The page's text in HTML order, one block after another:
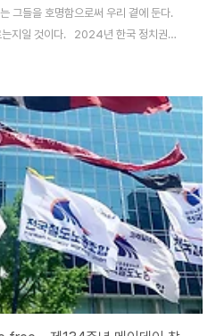
그들을 호명함으로써 우리 곁에 둔다.
는지일 것이다. 2024년 한국 정치권의
생각을 지울 수 없다. ‘젊은’ 보수 정치인
기른 국화 1천 송이’를 가져가 1천 번 헌
선거구에서 새로 국회의원이 된 국민
근에 ‘5.18정신이 민주주의의 초석입니
은 정치인들뿐만 아니라 여야 각층에서